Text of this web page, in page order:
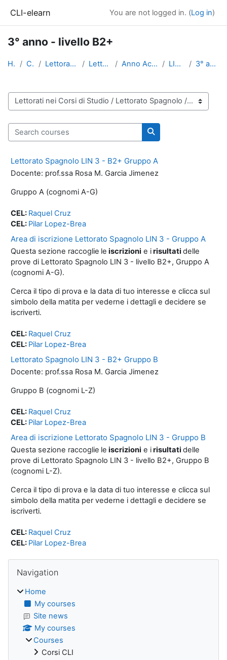
CLI-elearn You are not logged in. (Log in)
3° anno - livello B2+
Home Courses Lettorati nei Corsi di Studio Lettorato Spagnolo Anno Accademico 2014-2015 LIN - Triennale 3° anno - livello B2+
Course categories
Search courses
Search courses
Lettorato Spagnolo LIN 3 - B2+ Gruppo A
Docente: prof.ssa Rosa M. Garcia Jimenez
Gruppo A (cognomi A-G)
CEL: Raquel Cruz
CEL: Pilar Lopez-Brea
Area di iscrizione Lettorato Spagnolo LIN 3 - Gruppo A
Questa sezione raccoglie le iscrizioni e irisultati delle
prove di Lettorato Spagnolo LIN 3 - livello B2+, Gruppo A
(cognomi A-G).
Cerca il tipo di prova e la data di tuo interesse e clicca sul
simbolo della matita per vederne i dettagli e decidere se
iscriverti.
CEL: Raquel Cruz
CEL: Pilar Lopez-Brea
Lettorato Spagnolo LIN 3 - B2+ Gruppo B
Docente: prof.ssa Rosa M. Garcia Jimenez
Gruppo B (cognomi L-Z)
CEL: Raquel Cruz
CEL: Pilar Lopez-Brea
Area di iscrizione Lettorato Spagnolo LIN 3 - Gruppo B
Questa sezione raccoglie le iscrizioni e irisultati delle
prove di Lettorato Spagnolo LIN 3 - livello B2+, Gruppo B
(cognomi L-Z).
Cerca il tipo di prova e la data di tuo interesse e clicca sul
simbolo della matita per vederne i dettagli e decidere se
iscriverti.
CEL: Raquel Cruz
CEL: Pilar Lopez-Brea
Blocks
Navigation
Home
My courses
Site news
My courses
Courses
Corsi CLI